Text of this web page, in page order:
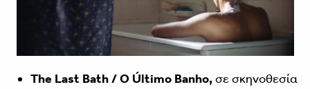
The Last Bath / O Último Banho, σε σκηνοθεσία